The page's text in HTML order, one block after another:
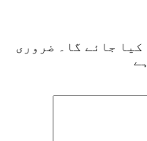
جائے گا۔
ضروری